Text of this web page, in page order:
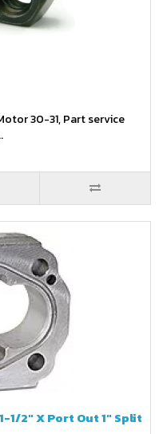
30-31, Part service
1/2" X Port Out 1" Split